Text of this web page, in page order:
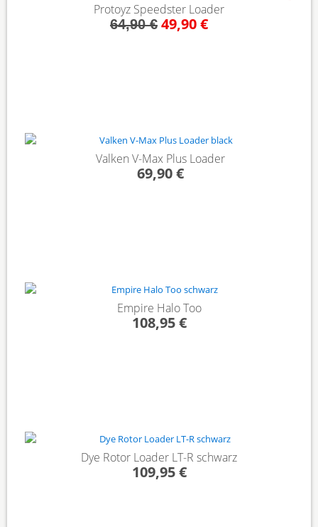
Protoyz Speedster Loader
64,90 € 49,90 €
Valken V-Max Plus Loader
69,90 €
Empire Halo Too
108,95 €
Dye Rotor Loader LT-R schwarz
109,95 €